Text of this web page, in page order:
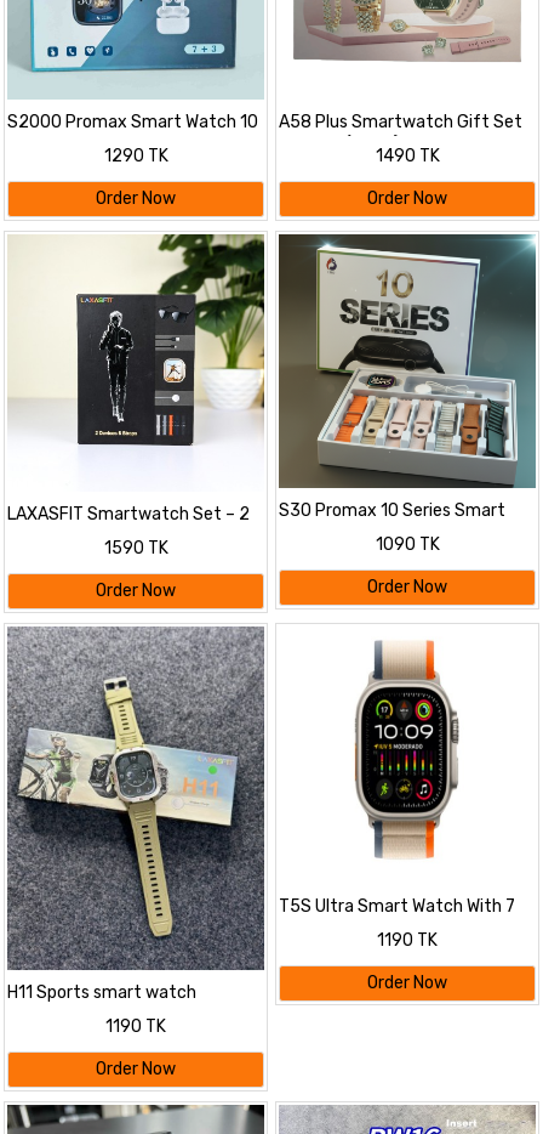
S2000 Promax Smart Watch 10
1290 TK
Order Now
A58 Plus Smartwatch Gift Set
For Girls ( 8 in 1)
1490 TK
Order Now
LAXASFIT Smartwatch Set – 2
Devices with 6 Straps
1590 TK
Order Now
S30 Promax 10 Series Smart
Watch – 7 Straps
1090 TK
Order Now
H11 Sports smart watch
1190 TK
Order Now
T5S Ultra Smart Watch With 7
Different Straps
1190 TK
Order Now